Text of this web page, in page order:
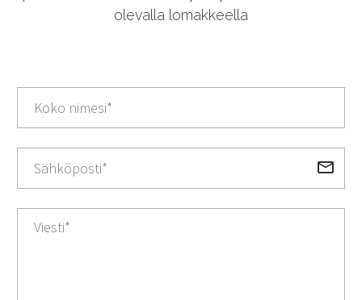
olevalla lomakkeella